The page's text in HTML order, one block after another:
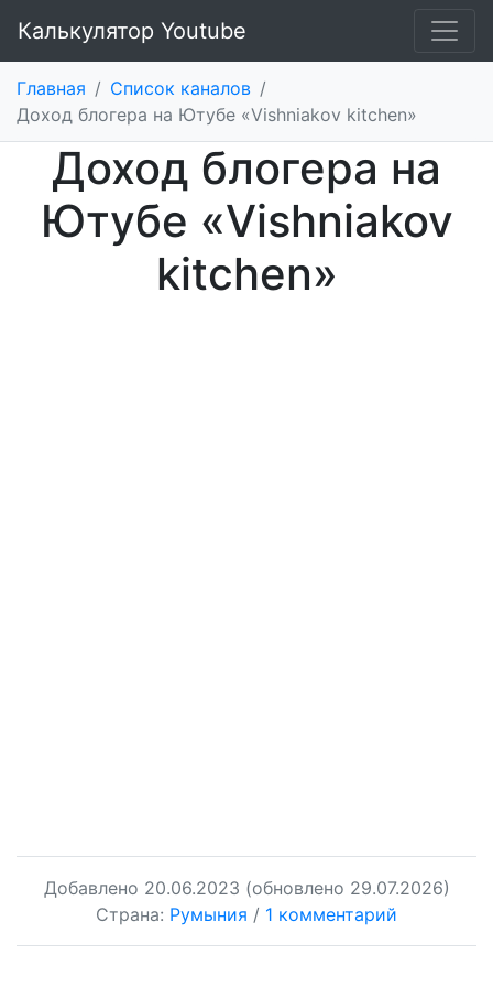
Калькулятор Youtube
Главная / Список каналов /
Доход блогера на Ютубе «Vishniakov kitchen»
Доход блогера на
Ютубе «Vishniakov
kitchen»
Добавлено 20.06.2023 (обновлено 29.07.2026)
Страна: Румыния / 1 комментарий